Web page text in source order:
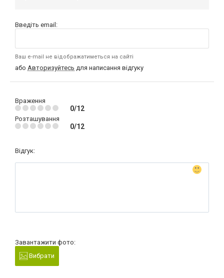
Введіть email:
Ваш e-mail не відображатиметься на сайті
або Авторизуйтесь для написання відгуку
Враження
0/12
Розташування
0/12
Відгук:
Завантажити фото:
Вибрати